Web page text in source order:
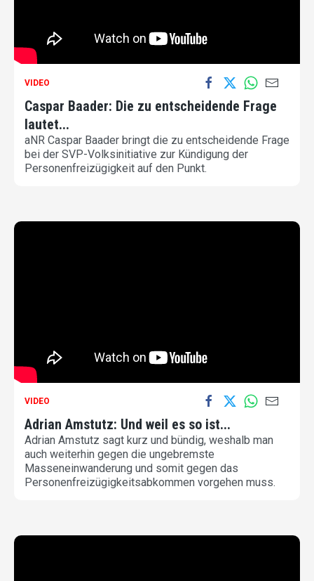
VIDEO
Caspar Baader: Die zu entscheidende Frage
lautet...
aNR Caspar Baader bringt die zu entscheidende Frage
bei der SVP-Volksinitiative zur Kündigung der
Personenfreizügigkeit auf den Punkt.
VIDEO
Adrian Amstutz: Und weil es so ist...
Adrian Amstutz sagt kurz und bündig, weshalb man
auch weiterhin gegen die ungebremste
Masseneinwanderung und somit gegen das
Personenfreizügigkeitsabkommen vorgehen muss.